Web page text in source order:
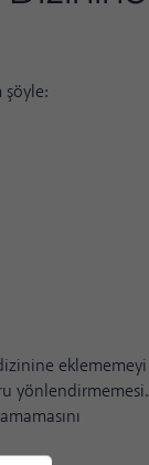
şöyle:
eklememeyi
yönlendirmemesi.